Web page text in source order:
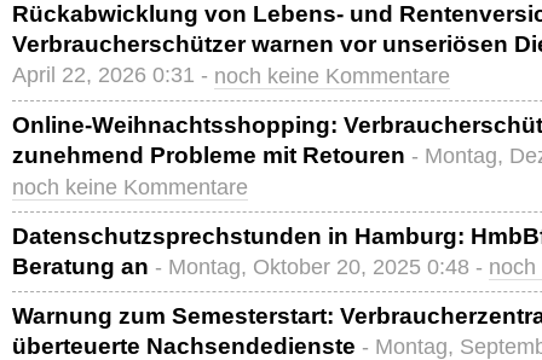
Rückabwicklung von Lebens- und
Verbraucherschützer warnen vor unseriösen
April 22, 2026 0:31 - noch keine Kommentare
Online-Weihnachtsshopping:
zunehmend Probleme mit Retouren - Montag,
noch keine Kommentare
Datenschutzsprechstunden in Hamburg:
Beratung an - Montag, Oktober 20, 2025 0:48 - noch
Warnung zum Semesterstart:
überteuerte Nachsendedienste - Montag,